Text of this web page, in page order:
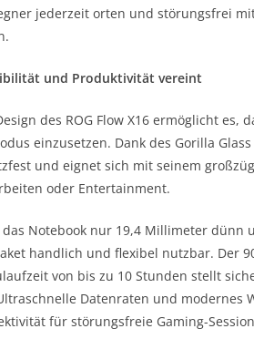
jederzeit orten und störungsfrei
und Produktivität vereint
des ROG Flow X16 ermöglicht
einzusetzen. Dank des Gorilla
und eignet sich mit seinem
oder Entertainment.
Notebook nur 19,4 Millimeter dünn
handlich und flexibel nutzbar. Der
von bis zu 10 Stunden stellt
Datenraten und modernes
für störungsfreie Gaming-